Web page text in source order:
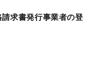
請求書発行事業者の登